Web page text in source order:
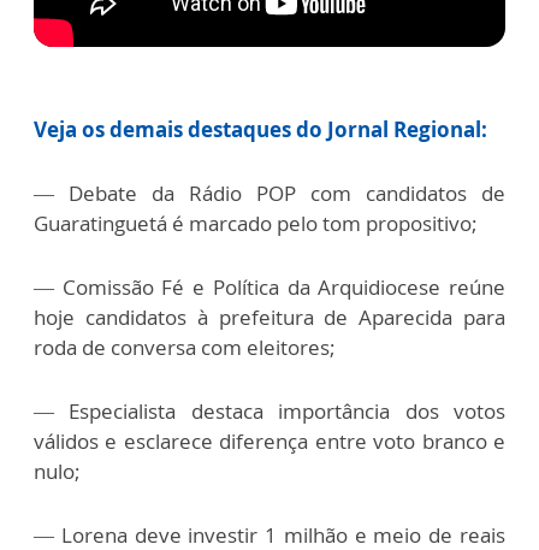
Veja os demais destaques do Jornal Regional:
— Debate da Rádio POP com candidatos de
Guaratinguetá é marcado pelo tom propositivo;
— Comissão Fé e Política da Arquidiocese reúne
hoje candidatos à prefeitura de Aparecida para
roda de conversa com eleitores;
— Especialista destaca importância dos votos
válidos e esclarece diferença entre voto branco e
nulo;
— Lorena deve investir 1 milhão e meio de reais